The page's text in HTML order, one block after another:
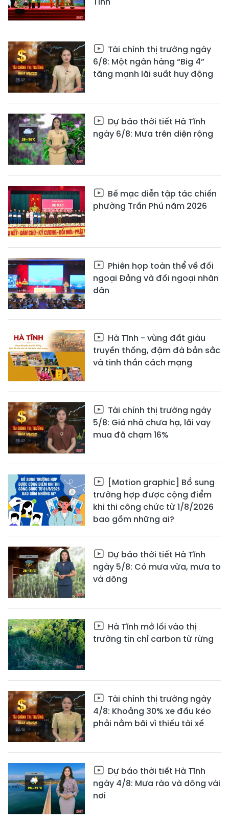
Tài chính thị trường ngày
6/8: Một ngân hàng “Big 4”
tăng mạnh lãi suất huy động
Dự báo thời tiết Hà Tĩnh
ngày 6/8: Mưa trên diện rộng
Bế mạc diễn tập tác chiến
phường Trần Phú năm 2026
Phiên họp toàn thể về đối
ngoại Đảng và đối ngoại nhân
dân
Hà Tĩnh - vùng đất giàu
truyền thống, đậm đà bản sắc
và tinh thần cách mạng
Tài chính thị trường ngày
5/8: Giá nhà chưa hạ, lãi vay
mua đã chạm 16%
[Motion graphic] Bổ sung
trường hợp được cộng điểm
khi thi công chức từ 1/8/2026
bao gồm những ai?
Dự báo thời tiết Hà Tĩnh
ngày 5/8: Có mưa vừa, mưa to
và dông
Hà Tĩnh mở lối vào thị
trường tín chỉ carbon từ rừng
Tài chính thị trường ngày
4/8: Khoảng 30% xe đầu kéo
phải nằm bãi vì thiếu tài xế
Dự báo thời tiết Hà Tĩnh
ngày 4/8: Mưa rào và dông vài
nơi